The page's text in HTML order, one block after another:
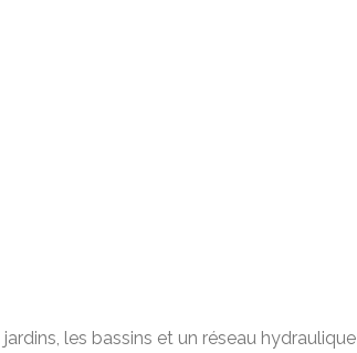
les bassins et un réseau hydraulique